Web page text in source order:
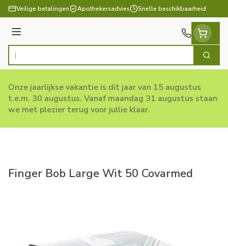
Ga naar de inhoud
Veilige betalingen Apothekersadvies Snelle beschikbaarheid
Menu
Product, merk, categorie... Zoek
Onze jaarlijkse vakantie is dit jaar van 15 augustus
t.e.m. 30 augustus. Vanaf maandag 31 augustus staan
we met plezier terug voor jullie klaar.
Finger Bob Large Wit 50 Covarmed